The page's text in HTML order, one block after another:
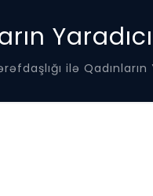
ilə